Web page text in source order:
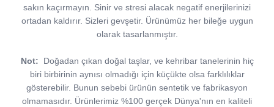
sakın kaçırmayın. Sinir ve stresi alacak negatif enerjilerinizi
ortadan kaldırır. Sizleri gevşetir. Ürünümüz her bileğe uygun
olarak tasarlanmıştır.
Not:
Doğadan çıkan doğal taşlar, ve kehribar tanelerinin hiç
biri birbirinin aynısı olmadığı için küçükte olsa farklılıklar
gösterebilir. Bunun sebebi ürünün sentetik ve fabrikasyon
olmamasıdır. Ürünlerimiz %100 gerçek Dünya'nın en kaliteli